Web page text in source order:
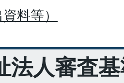
料等）
法人審査